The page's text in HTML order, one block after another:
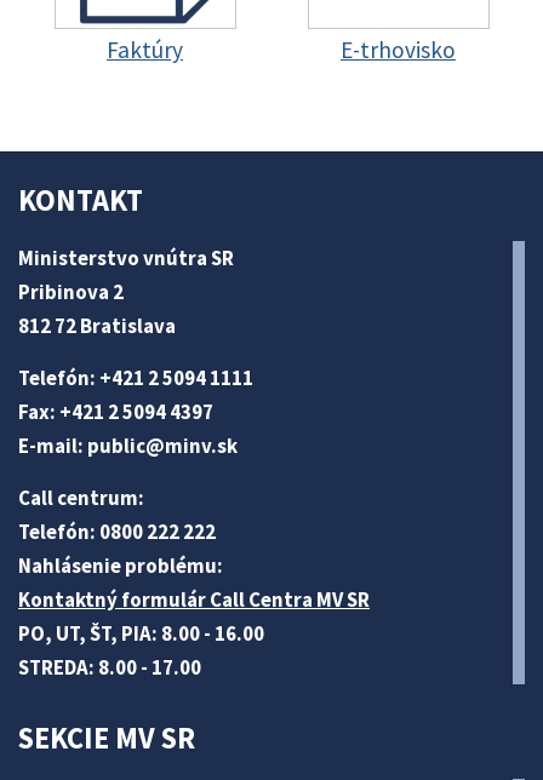
Faktúry E-trhovisko
KONTAKT
Ministerstvo vnútra SR
Pribinova 2
812 72 Bratislava
Telefón: +421 2 5094 1111
Fax: +421 2 5094 4397
E-mail: public@minv.sk
Call centrum:
Telefón: 0800 222 222
Nahlásenie problému:
Kontaktný formulár Call Centra MV SR
PO, UT, ŠT, PIA: 8.00 - 16.00
STREDA: 8.00 - 17.00
SEKCIE MV SR